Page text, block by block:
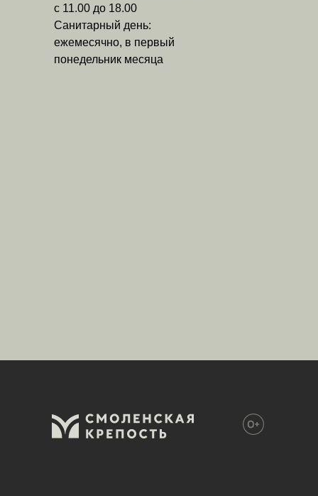
с 11.00 до 18.00
Санитарный день:
ежемесячно, в первый
понедельник месяца